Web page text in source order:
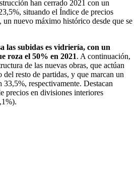
han cerrado 2021 con un
situando el Índice de precios
un nuevo máximo histórico desde que se
las subidas es vidriería, con un
roza el 50% en 2021. A continuación,
de las nuevas obras, que actúan
resto de partidas, y que marcan un
respectivamente. Destacan
precios en divisiones interiores